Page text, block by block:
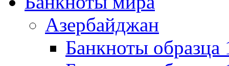
Азербайджан
Банкноты образца